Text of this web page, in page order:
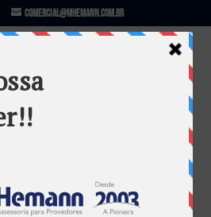
comercial@mhemann.com.br